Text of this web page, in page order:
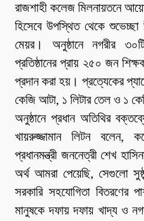
রাজশাহী কলেজ মিলনায়তনে
হিসেবে উপস্থিত থেকে
মেয়র। অনুষ্ঠানে নগরীর ৩০টি
প্রতিষ্ঠানের প্রায় ২৫০ জন
প্রদান করা হয়। প্রত্যেকের
কেজি আটা, ১ লিটার তেল ও ১
অনুষ্ঠানে প্রধান অতিথির
খায়রুজ্জামান লিটন বলেন,
প্রধানমন্ত্রী জননেত্রী শেখ
অর্থ আমরা পেয়েছি, সেগুলো
সরকারি সহযোগিতা বিতরণের
মানুষকে দফায় দফায় খাদ্য ও